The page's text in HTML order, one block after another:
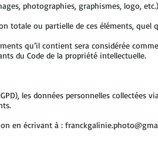
photographies, graphismes, logo,
totale ou partielle de ces éléments, quel
qu’il contient sera considérée
du Code de la propriété intellectuelle.
les données personnelles collectées
en écrivant à :